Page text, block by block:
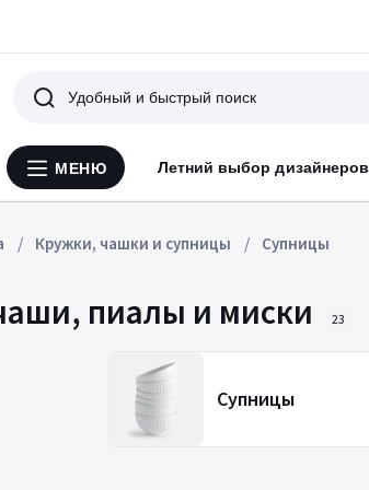
Меню
МЕНЮ Летний выбор дизайнеров
Поиск
Кружки, чашки и супницы Супницы
пиалы и миски 23
Супницы